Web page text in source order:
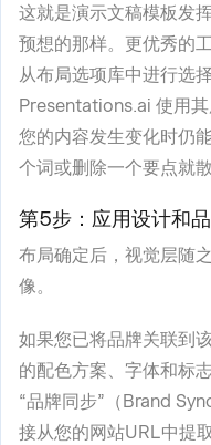
这就是演示文稿模板发
预想的那样。更优秀的
从布局选项库中进行选
Presentations.ai 使用
您的内容发生变化时仍
个词或删除一个要点就散
第5步：应用设计和
布局确定后，视觉层随
像。
如果您已将品牌关联到
的配色方案、字体和标
“品牌同步”（Brand
接从您的网站URL中提